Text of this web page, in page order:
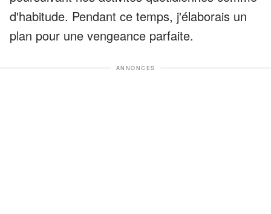
d'habitude. Pendant ce temps, j'élaborais un
plan pour une vengeance parfaite.
ANNONCES